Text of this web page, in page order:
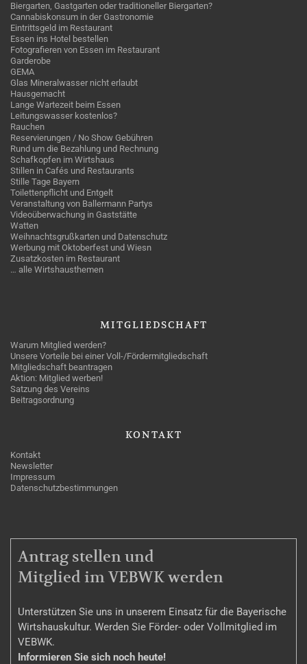
Biergarten, Gastgarten oder traditioneller Biergarten?
Cannabiskonsum in der Gastronomie
Eintrittsgeld im Restaurant
Essen ins Hotel bestellen
Fotografieren von Essen im Restaurant
Garderobe
GEMA
Glas Mineralwasser nicht erlaubt
Hausgemacht
Lange Wartezeit beim Essen
Leitungswasser kostenlos?
Rauchen
Reservierungen / No Show Gebühren
Rund um die Bezahlung und Rechnung
Schafkopfen im Wirtshaus
Stillen in Cafés und Restaurants
Stille Tage Bayern
Toilettenpflicht und Entgelt
Veranstaltung von Ballermann Partys
Videoüberwachung in Gaststätte
Watten
Weihnachtsgrußkarten und Datenschutz
Werbung mit Oktoberfest und Wiesn
Zusatzkosten im Restaurant
… alle Wirtshausthemen
MITGLIEDSCHAFT
Warum Mitglied werden?
Unsere Vorteile bei einer Voll-/Fördermitgliedschaft
Mitgliedschaft beantragen
Aktion: Mitglied werben!
Satzung des Vereins
Beitragsordnung
KONTAKT
Kontakt
Newsletter
Impressum
Datenschutzbestimmungen
MITGLIEDSCHAFT
Antrag stellen und
Mitglied im VEBWK werden
Unterstützen Sie uns in unserem Einsatz für die Bayerische
Wirtshauskultur. Werden Sie Förder- oder Vollmitglied im
VEBWK.
Informieren Sie sich noch heute!